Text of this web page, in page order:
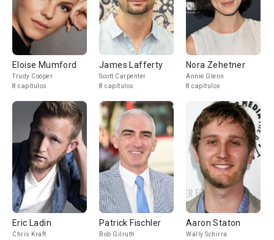
Eloise Mumford
Trudy Cooper
8 capítulos
James Lafferty
Scott Carpenter
8 capítulos
Nora Zehetner
Annie Glenn
8 capítulos
Eric Ladin
Chris Kraft
Patrick Fischler
Bob Gilruth
Aaron Staton
Wally Schirra